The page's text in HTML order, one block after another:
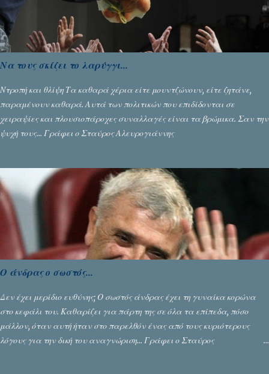
Να τους σκίζει το λαρύγγι...
Ντροπή και θλίψη Τα καθαρά χέρια είτε μουντζώνουν, είτε ζητάνε,
παραμένουν καθαρά. Αυτά των πολιτικών που επιδίδονται σε
χειραψίες και πλουσιοπάροχες συναλλαγές είναι τα βρώμικα. Σαν την
ψυχή τους... Γράφει ο Σταύρος Αλευρογιάννης
Ο άνδρας ο σωστός...
Δεν έχει μερίδιο ευθύνης; Ο σωστός άνδρας έχει τη γυναίκα κορώνα
στο κεφάλι του. Καθαρίζει για πάρτη της σε όλα τα επίπεδα, πόσο
μάλλον, όταν αυτή ήταν στο παρελθόν ένας από τους κυριότερους
λόγους για την δική του αναγνώριση... Γράφει ο Σταύρος